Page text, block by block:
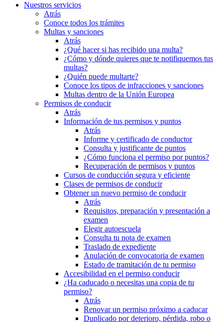
Nuestros servicios
Atrás
Conoce todos los trámites
Multas y sanciones
Atrás
¿Qué hacer si has recibido una multa?
¿Cómo y dónde quieres que te notifiquemos tus
multas?
¿Quién puede multarte?
Conoce los tipos de infracciones y sanciones
Multas dentro de la Unión Europea
Permisos de conducir
Atrás
Información de tus permisos y puntos
Atrás
Informe y certificado de conductor
Consulta y justificante de puntos
¿Cómo funciona el permiso por puntos?
Recuperación de permisos y puntos
Cursos de conducción segura y eficiente
Clases de permisos de conducir
Obtener un nuevo permiso de conducir
Atrás
Requisitos, preparación y presentación a
examen
Elegir autoescuela
Consulta tu nota de examen
Traslado de expediente
Anulación de convocatoria de examen
Estado de tramitación de tu permiso
Accesibilidad en el permiso conducir
¿Ha caducado o necesitas una copia de tu
permiso?
Atrás
Renovar un permiso próximo a caducar
Duplicado por deterioro, pérdida, robo o